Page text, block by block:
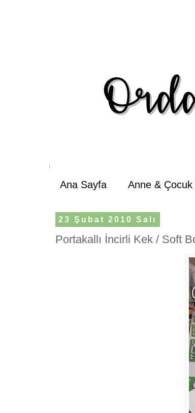
Ana Sayfa Anne & Çocuk
23 Şubat 2010 Salı
Portakallı İncirli Kek / Soft